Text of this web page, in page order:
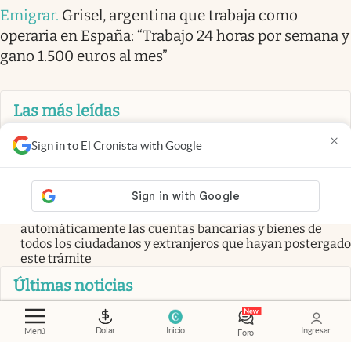
Menú Dolar Inicio Foro Ingresar
Sign in to El Cronista with Google ×
Emigrar. Grisel, argentina que trabaja como
operaria en España: “Trabajo 24 horas por semana y
gano 1.500 euros al mes”
Las más leídas
Oficial
Por nueva Ley de Sucesiones, los herederos no
obtendrán los bienes aunque lo determine el testamento
electricidad en casa: la manera más efectiva, sencilla y
segura
AtenciónOficial | Las autoridades embargan
automáticamente las cuentas bancarias y bienes de
todos los ciudadanos y extranjeros que hayan postergado
este trámite
Últimas noticias
Emigrar
Grisel, argentina que trabaja como operaria en
España: “Trabajo 24 horas por semana y gano 1.500 euros